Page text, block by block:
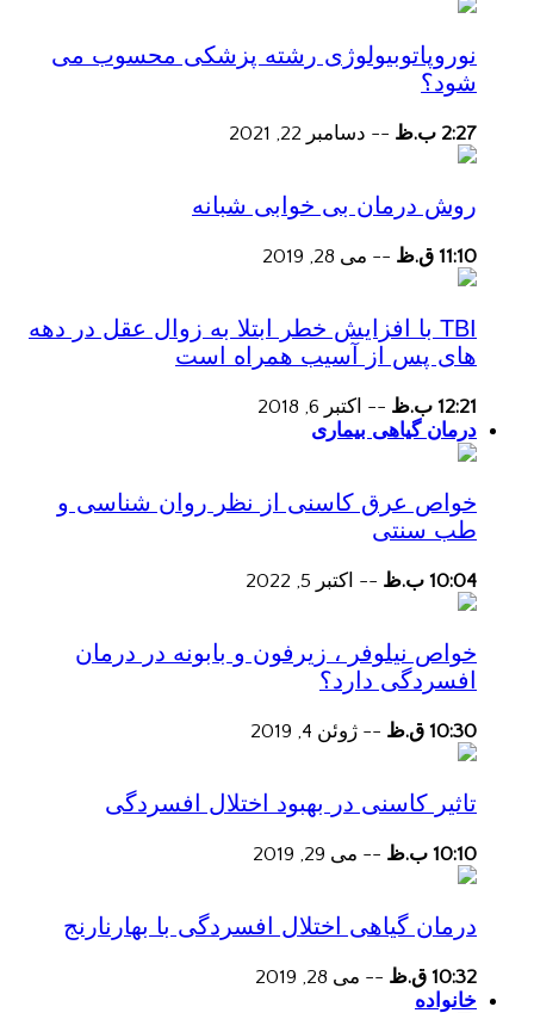
نوروپاتوبیولوژی رشته پزشکی محسوب می
شود؟
2:27 ب.ظ -- دسامبر 22, 2021
روش درمان بی خوابی شبانه
11:10 ق.ظ -- می 28, 2019
TBI با افزایش خطر ابتلا به زوال عقل در دهه
های پس از آسیب همراه است
12:21 ب.ظ -- اکتبر 6, 2018
درمان گیاهی بیماری
خواص عرق کاسنی از نظر روان شناسی و
طب سنتی
10:04 ب.ظ -- اکتبر 5, 2022
خواص نیلوفر ، زیرفون و بابونه در درمان
افسردگی دارد؟
10:30 ق.ظ -- ژوئن 4, 2019
تاثیر کاسنی در بهبود اختلال افسردگی
10:10 ب.ظ -- می 29, 2019
درمان گیاهی اختلال افسردگی با بهارنارنج
10:32 ق.ظ -- می 28, 2019
خانواده